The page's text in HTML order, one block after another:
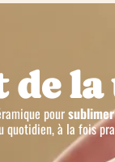
la
pour
quotidien, à la fois